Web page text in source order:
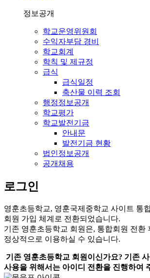
정보공개
학교운영위원회
수익자부담 경비
학교회계
학칙 및 제규정
급식
급식일정
축산물 이력 조회
행정정보공개
학교평가
학교발전기금
안내문
발전기금 현황
법인정보공개
공개채용
로그인
영훈초등학교, 영훈국제중학교 사이트 통
회원 가입 체계로 전환되었습니다.
기존 영훈초등학교 회원은, 통합회원 전환
정상적으로 이용하실 수 있습니다.
기존 영훈초등학교 회원이신가요? 기존
사용을 위해서는 아이디 전환을 진행하여